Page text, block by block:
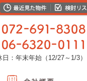
日：年末年始（12/27～1/3）